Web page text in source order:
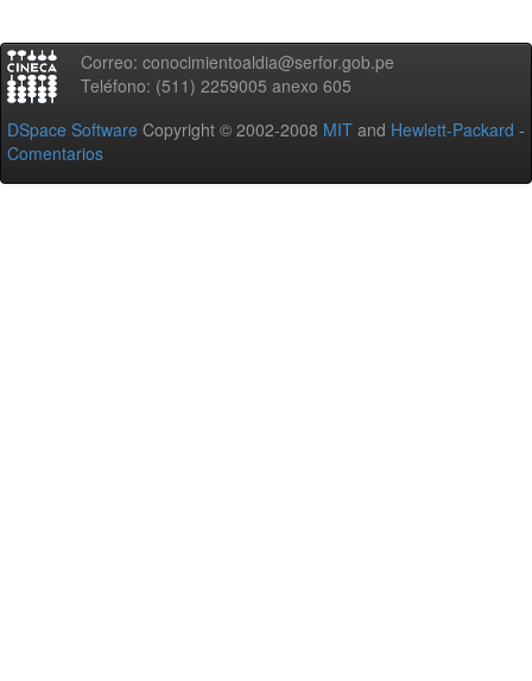
Correo: conocimientoaldia@serfor.gob.pe
Teléfono: (511) 2259005 anexo 605
DSpace Software Copyright © 2002-2008 MIT and Hewlett-Packard -
Comentarios